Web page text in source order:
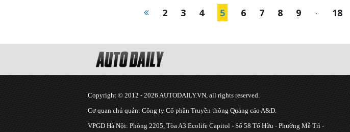
2 3 4 5 6 7 8 9 ... 18
Copyright © 2012 - 2026 AUTODAILY.VN, all rights reserved.
Cơ quan chủ quản: Công ty Cổ phần Truyền thông Quảng cáo A&D.
VPGD Hà Nội: Phòng 2205, Tòa A3 Ecolife Capitol - Số 58 Tố Hữu - Phường Mễ Trì -